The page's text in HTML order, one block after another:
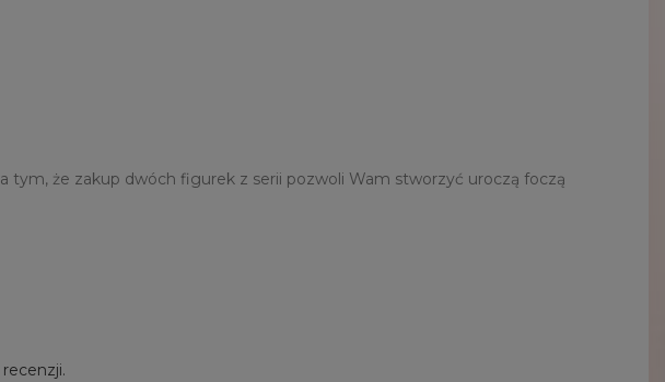
tym, że zakup dwóch figurek z serii pozwoli Wam stworzyć uroczą foczą